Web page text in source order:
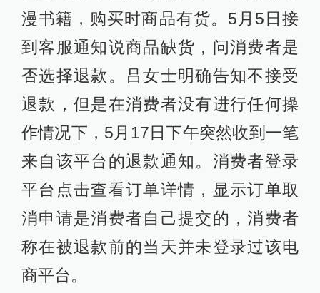
漫书籍，购买时商品有货。5月5日接
到客服通知说商品缺货，问消费者是
否选择退款。吕女士明确告知不接受
退款，但是在消费者没有进行任何操
作情况下，5月17日下午突然收到一笔
来自该平台的退款通知。消费者登录
平台点击查看订单详情，显示订单取
消申请是消费者自己提交的，消费者
称在被退款前的当天并未登录过该电
商平台。